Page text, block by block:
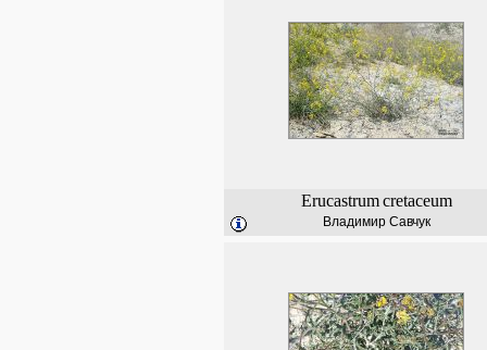
Erucastrum cretaceum
Владимир Савчук